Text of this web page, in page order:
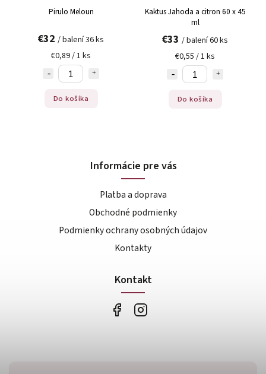
Pirulo Meloun
€32 / balení 36 ks
€0,89 / 1 ks
Do košíka
Kaktus Jahoda a citron 60 x 45
ml
€33 / balení 60 ks
€0,55 / 1 ks
Do košíka
Informácie pre vás
Platba a doprava
Obchodné podmienky
Podmienky ochrany osobných údajov
Kontakty
Kontakt